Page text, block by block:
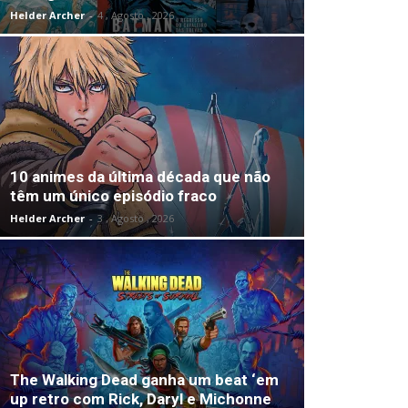
Helder Archer - 4 , Agosto , 2026
10 animes da última década que não
têm um único episódio fraco
Helder Archer - 3 , Agosto , 2026
The Walking Dead ganha um beat ‘em
up retro com Rick, Daryl e Michonne